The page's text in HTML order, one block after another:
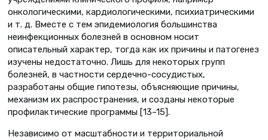
онкологическими, кардиологическими, психиатрическими
и т. д. Вместе с тем эпидемиология большинства
неинфекционных болезней в основном носит
описательный характер, тогда как их причины и патогенез
изучены недостаточно. Лишь для некоторых групп
болезней, в частности сердечно-сосудистых,
разработаны общие гипотезы, объясняющие причины,
механизм их распространения, и созданы некоторые
профилактические программы [13–15].
Независимо от масштабности и территориальной